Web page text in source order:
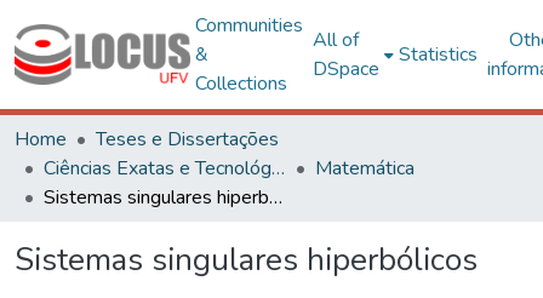
Communities
&
Collections
All of
DSpace
Statistics
Home
Teses e Dissertações
Ciências Exatas e Tecnológicas
Matemática
Sistemas singulares hiperbólicos
Sistemas singulares hiperbólicos